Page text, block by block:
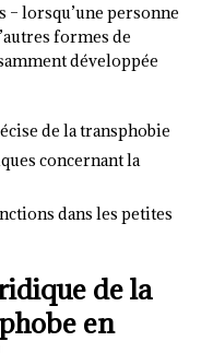
lorsqu’une personne
formes de
développée
de la transphobie
concernant la
dans les petites
de la
en